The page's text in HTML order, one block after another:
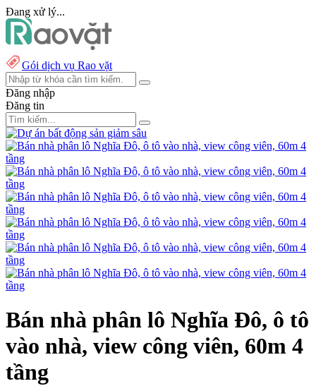
Đang xử lý...
Gói dịch vụ Rao vặt
Đăng nhập
Đăng tin
Bán nhà phân lô Nghĩa Đô, ô tô
vào nhà, view công viên, 60m 4
tầng